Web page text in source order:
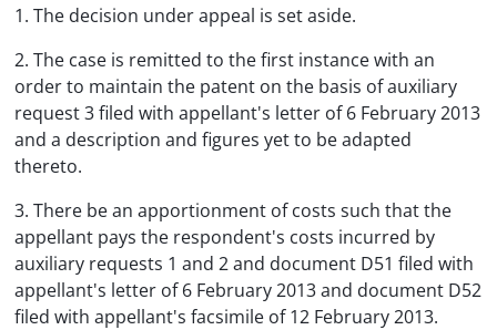
1. The decision under appeal is set aside.
2. The case is remitted to the first instance with an
order to maintain the patent on the basis of auxiliary
request 3 filed with appellant's letter of 6 February 2013
and a description and figures yet to be adapted
thereto.
3. There be an apportionment of costs such that the
appellant pays the respondent's costs incurred by
auxiliary requests 1 and 2 and document D51 filed with
appellant's letter of 6 February 2013 and document D52
filed with appellant's facsimile of 12 February 2013.